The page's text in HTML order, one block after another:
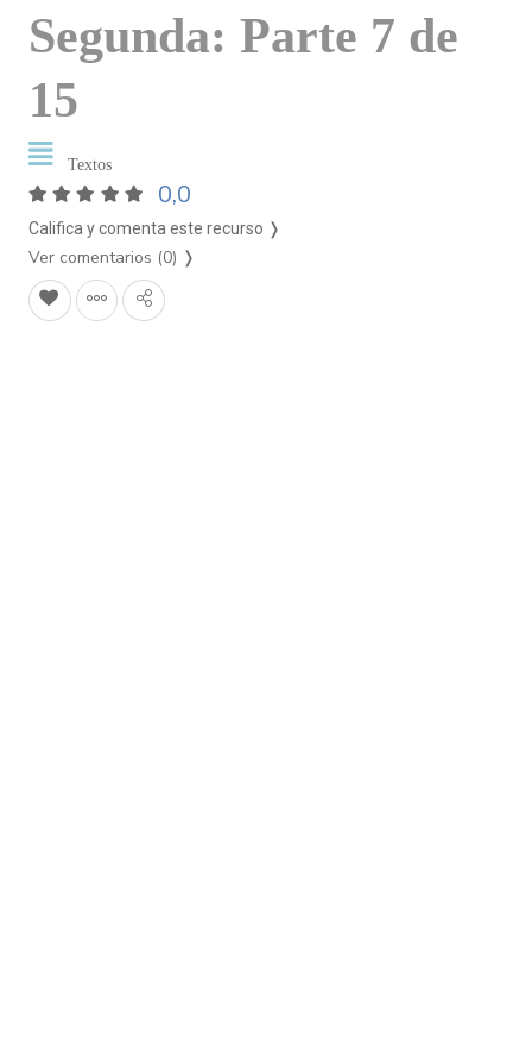
Segunda: Parte 7 de
15
Textos
0,0
Califica y comenta este recurso ❭
Ver comentarios (0) ❭